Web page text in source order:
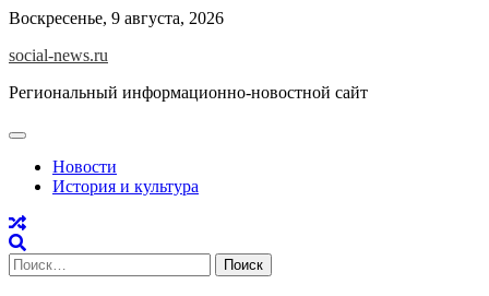
Skip
content
Воскресенье, 9 августа, 2026
social-news.ru
Региональный информационно-новостной сайт
Новости
История и культура
Найти: